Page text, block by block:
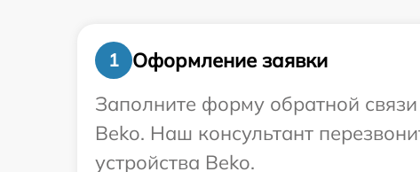
1
Оформление заявки
Заполните форму обратной
Beko. Наш консультант
устройства Beko.